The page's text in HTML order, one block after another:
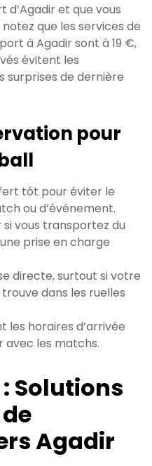
d’Agadir et que vous
que les services de
à Agadir sont à 19 €,
évitent les
surprises de dernière
pour
tôt pour éviter le
ou d’événement.
vous transportez du
prise en charge
directe, surtout si votre
dans les ruelles
horaires d’arrivée
avec les matchs.
Solutions
Agadir